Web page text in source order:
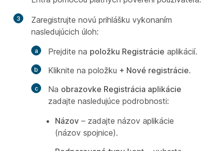
3
Zaregistrujte novú prihlášku vykonaním
nasledujúcich úloh:
Prejdite na položku Registrácie aplikácií.
Kliknite na položku + Nové registrácie.
Na obrazovke Registrácia aplikácie
zadajte nasledujúce podrobnosti:
Názov – zadajte názov aplikácie
(názov spojnice).